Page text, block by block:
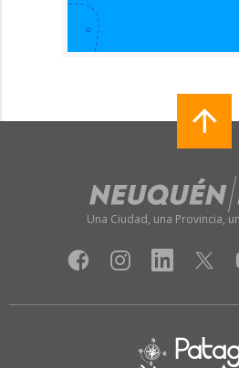
Una Ciudad, una Provincia,